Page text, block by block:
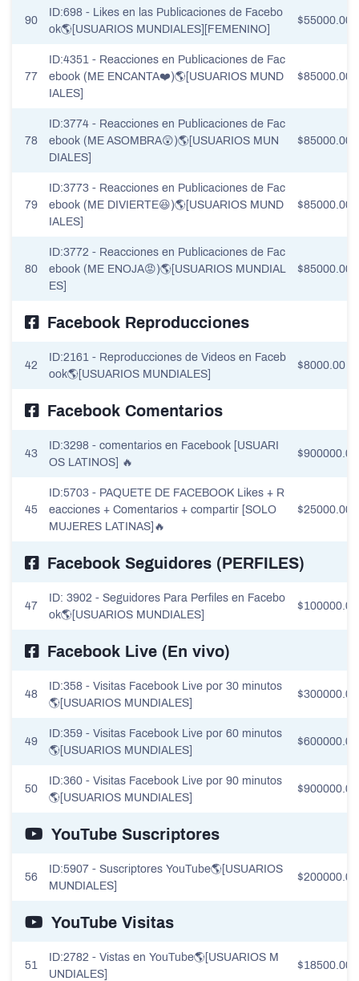
90
ID:698 - Likes en las Publicaciones de Facebo
ok🌎[USUARIOS MUNDIALES][FEMENINO]
$55000.00
77
ID:4351 - Reacciones en Publicaciones de Fac
ebook (ME ENCANTA❤️)🌎[USUARIOS MUND
IALES]
$85000.00
78
ID:3774 - Reacciones en Publicaciones de Fac
ebook (ME ASOMBRA😲)🌎[USUARIOS MUN
DIALES]
$85000.00
79
ID:3773 - Reacciones en Publicaciones de Fac
ebook (ME DIVIERTE😆)🌎[USUARIOS MUND
IALES]
$85000.00
80
ID:3772 - Reacciones en Publicaciones de Fac
ebook (ME ENOJA😡)🌎[USUARIOS MUNDIAL
ES]
$85000.00
Facebook Reproducciones
42
ID:2161 - Reproducciones de Videos en Faceb
ook🌎[USUARIOS MUNDIALES]
$8000.00
Facebook Comentarios
43
ID:3298 - comentarios en Facebook [USUARI
OS LATINOS] 🔥
$900000.00
45
ID:5703 - PAQUETE DE FACEBOOK Likes + R
eacciones + Comentarios + compartir [SOLO
MUJERES LATINAS]🔥
$25000.00
Facebook Seguidores (PERFILES)
47
ID: 3902 - Seguidores Para Perfiles en Facebo
ok🌎[USUARIOS MUNDIALES]
$100000.00
Facebook Live (En vivo)
48
ID:358 - Visitas Facebook Live por 30 minutos
🌎[USUARIOS MUNDIALES]
$300000.00
49
ID:359 - Visitas Facebook Live por 60 minutos
🌎[USUARIOS MUNDIALES]
$600000.00
50
ID:360 - Visitas Facebook Live por 90 minutos
🌎[USUARIOS MUNDIALES]
$900000.00
YouTube Suscriptores
56
ID:5907 - Suscriptores YouTube🌎[USUARIOS
MUNDIALES]
$200000.00
YouTube Visitas
51
ID:2782 - Vistas en YouTube🌎[USUARIOS M
UNDIALES]
$18500.00